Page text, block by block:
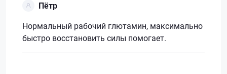
Пётр
Нормальный рабочий глютамин, максимально
быстро восстановить силы помогает.